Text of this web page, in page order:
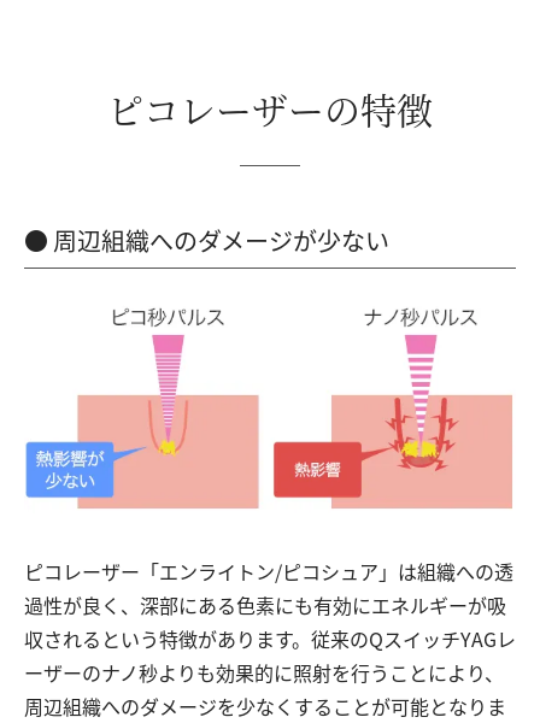
ピコレーザーの特徴
周辺組織へのダメージが少ない
ピコレーザー「エンライトン/ピコシュア」は組織への透
過性が良く、深部にある色素にも有効にエネルギーが吸
収されるという特徴があります。従来のQスイッチYAGレ
ーザーのナノ秒よりも効果的に照射を行うことにより、
周辺組織へのダメージを少なくすることが可能となりま